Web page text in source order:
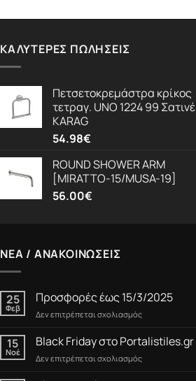
ΚΑΛΎΤΕΡΕΣ ΠΩΛΉΣΕΙΣ
Πετσετοκρεμάστρα κρίκος
τετραγ. UNO 1224 99 Σατινέ
KARAG
54.98€
ROUND SHOWER ARM
[MIRATTO-15/MUSA-19]
56.00€
ΝΕΑ / ΑΝΑΚΟΙΝΩΣΕΙΣ
25
Φεβ
Προσφορές έως 15/3/2025
Δεν επιτρέπεται σχολιασμόςστο
έως
15/3/2025
15
Νοέ
Black Friday στο Portalistiles.gr
Δεν επιτρέπεται σχολιασμόςστο